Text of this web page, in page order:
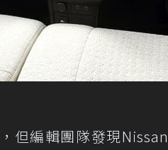
但編輯團隊發現